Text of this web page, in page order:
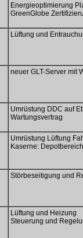
Energieoptimierung
GreenGlobe
Lüftung und
neuer GLT-Server mit
Umrüstung DDC auf
Wartungsvertrag
Umrüstung Lüftung
Kaserne: Depotbereich
Störbeseitigung und
Lüftung und Heizung
Steuerung und